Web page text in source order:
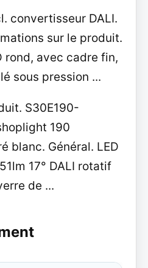
convertisseur DALI.
sur le produit.
rond, avec cadre fin,
sous pression ...
S30E190-
190
blanc. Général. LED
17° DALI rotatif
de ...